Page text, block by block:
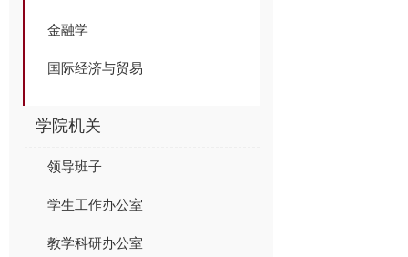
金融学
国际经济与贸易
学院机关
领导班子
学生工作办公室
教学科研办公室